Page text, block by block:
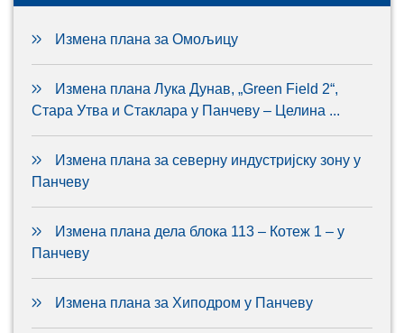
Измена плана за Омољицу
Измена плана Лука Дунав, „Green Field 2“,
Стара Утва и Стаклара у Панчеву – Целина ...
Измена плана за северну индустријску зону у
Панчеву
Измена плана дела блока 113 – Котеж 1 – у
Панчеву
Измена плана за Хиподром у Панчеву